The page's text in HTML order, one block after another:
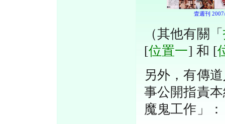
壹週刊
（其他有關「
[位置一] 和 [
另外，有傳
事公開指責
魔鬼工作」